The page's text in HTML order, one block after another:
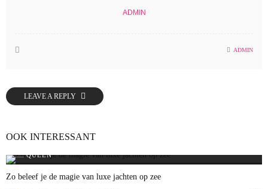
ADMIN
ADMIN
LEAVE A REPLY
OOK INTERESSANT
QUEEN
Zo beleef je de magie van luxe jachten op zee